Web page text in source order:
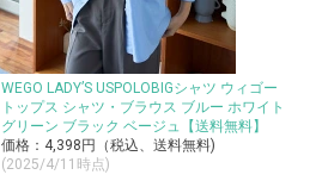
WEGO LADY’S USPOLOBIGシャツ ウィゴー
トップス シャツ・ブラウス ブルー ホワイト
グリーン ブラック ベージュ【送料無料】
価格：4,398円（税込、送料無料)
(2025/4/11時点)